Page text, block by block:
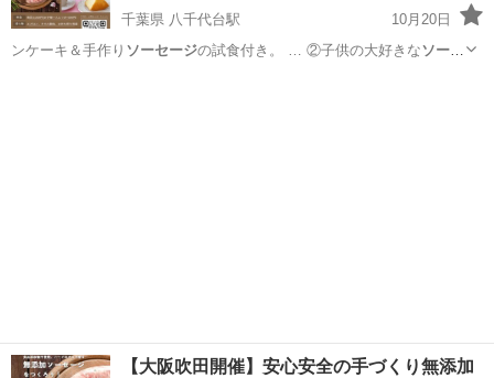
千葉県 八千代台駅
10月20日
ンケーキ＆手作り ソーセージ の試食付き。 … ②子供の大好きなソーセ
【大阪吹田開催】安心安全の手づくり無添加